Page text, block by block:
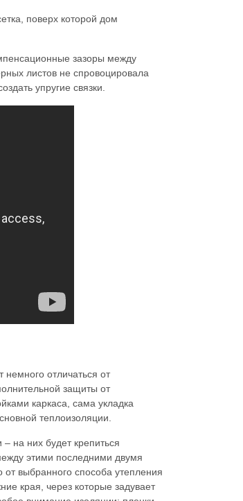
поверх которой дом
зазоры между
листов не спровоцировала
упругие связки.
отличаться от
защиты от
каркаса, сама укладка
теплоизоляции.
на них будет крепиться
этими последними двумя
выбранного способа утепления
края, через которые задувает